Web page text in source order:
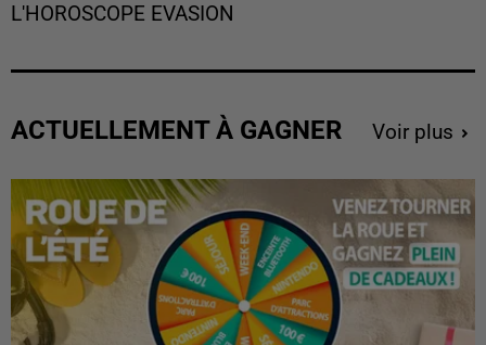
L'HOROSCOPE EVASION
ACTUELLEMENT À GAGNER Voir plus